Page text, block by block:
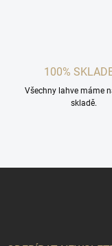
100%
Všechny lahve máme
skladě.